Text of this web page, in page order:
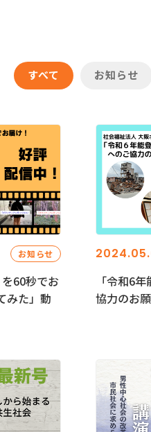
すべて お知らせ
お知らせ
60秒でお
みた」動
「令和6
協力のお